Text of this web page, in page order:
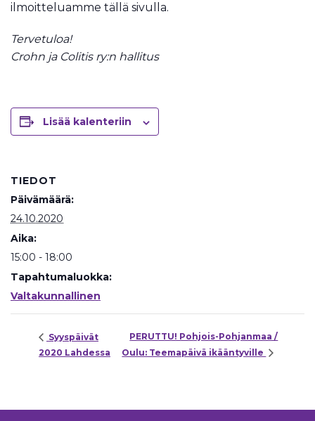
ilmoitteluamme tällä sivulla.
Tervetuloa!
Crohn ja Colitis ry:n hallitus
Lisää kalenteriin
TIEDOT
Päivämäärä:
24.10.2020
Aika:
15:00 - 18:00
Tapahtumaluokka:
Valtakunnallinen
Syyspäivät
2020 Lahdessa
PERUTTU! Pohjois-Pohjanmaa /
Oulu: Teemapäivä ikääntyville